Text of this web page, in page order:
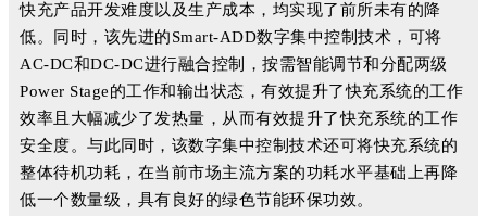
快充产品开发难度以及生产成本，均实现了前所未有的降
低。同时，该先进的Smart-ADD数字集中控制技术，可将
AC-DC和DC-DC进行融合控制，按需智能调节和分配两级
Power Stage的工作和输出状态，有效提升了快充系统的工作
效率且大幅减少了发热量，从而有效提升了快充系统的工作
安全度。与此同时，该数字集中控制技术还可将快充系统的
整体待机功耗，在当前市场主流方案的功耗水平基础上再降
低一个数量级，具有良好的绿色节能环保功效。